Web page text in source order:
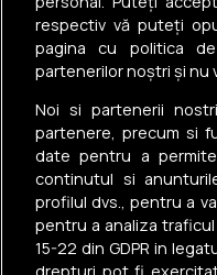
Apartamente de
Apartamente de
Apartamente de
Tel: +40 374
Iride Business
respectiv vă puteți
pagina cu politica
partenerilor noștri și nu
Noi si partenerii
partenere, precum si
date pentru a
continutul si
profilul dvs., pentru a
pentru a analiza
15-22 din GDPR in